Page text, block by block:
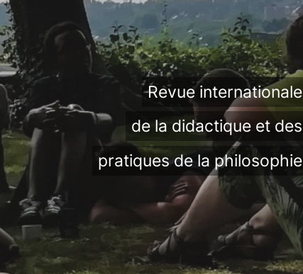
Revue internationale
de la didactique et des
pratiques de la philosophie